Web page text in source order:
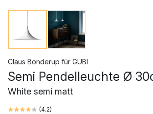
Claus Bonderup für GUBI
Semi Pendelleuchte Ø
White semi matt
(4.2)